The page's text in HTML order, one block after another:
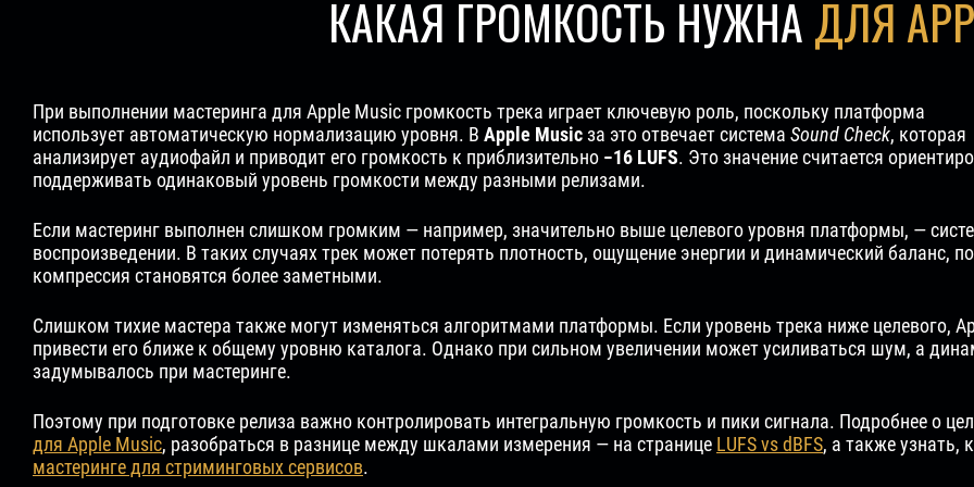
КАКАЯ ГРОМКОСТЬ НУЖНАДЛЯ
При выполнении мастеринга для Apple Music громкость трека играет ключевую роль, поскольку платформа
использует автоматическую нормализацию уровня. В Apple Musicза это отвечает система Sound Check, которая
анализирует аудиофайл и приводит его громкость к приблизительно −16 LUFS. Это значение считается
поддерживать одинаковый уровень громкости между разными релизами.
Если мастеринг выполнен слишком громким — например, значительно выше целевого уровня платформы, —
воспроизведении. В таких случаях трек может потерять плотность, ощущение энергии и динамический баланс,
компрессия становятся более заметными.
Слишком тихие мастера также могут изменяться алгоритмами платформы. Если уровень трека ниже целевого,
привести его ближе к общему уровню каталога. Однако при сильном увеличении может усиливаться шум, а
задумывалось при мастеринге.
Поэтому при подготовке релиза важно контролировать интегральную громкость и пики сигнала. Подробнее о
для Apple Music, разобраться в разнице между шкалами измерения — на странице LUFS vs dBFS, а также узнать,
мастеринге для стриминговых сервисов.